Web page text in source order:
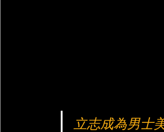
立志成為男士